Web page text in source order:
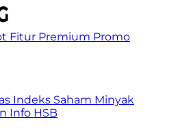
Fitur Premium Promo
Indeks Saham Minyak
Info HSB